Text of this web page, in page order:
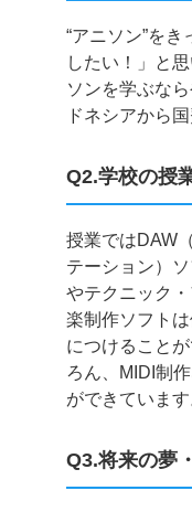
“アニソン”を
したい！」と
ソンを学ぶな
ドネシアから
Q2.学校の授
授業ではDAW
テーション）
やテクニック
楽制作ソフト
につけること
ろん、MIDI制
ができています
Q3.将来の夢